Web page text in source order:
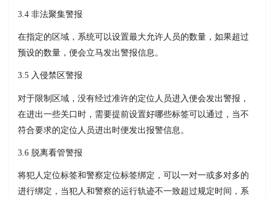
3.4 非法聚集警报
在指定的区域，系统可以设置最大允许人员的数量，如果超过
预设的数量，便会立马发出警报信息。
3.5 入侵禁区警报
对于限制区域，没有经过准许的定位人员进入便会发出警报，
在进出一些关口时，需要提前设置好哪些标签可以通过，当不
符合要求的定位人员进出时便发出报警信息。
3.6 脱离看管警报
将犯人定位标签和警察定位标签绑定，可以一对一或多对多的
进行绑定，当犯人和警察的运行轨迹不一致超过规定时间，系